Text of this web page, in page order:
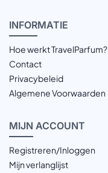
INFORMATIE
Hoe werkt TravelParfum?
Contact
Privacybeleid
Algemene Voorwaarden
MIJN ACCOUNT
Registreren/Inloggen
Mijn verlanglijst